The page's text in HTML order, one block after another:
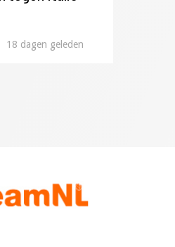
18 dagen geleden